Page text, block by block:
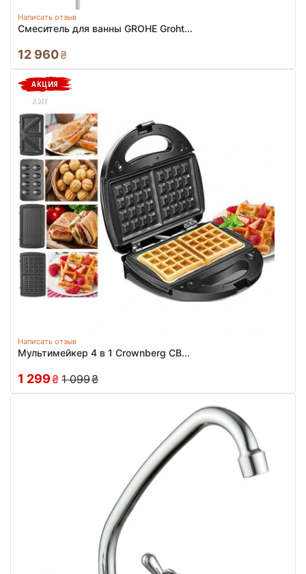
Написать отзыв
Смеситель для ванны GROHE Groht...
12 960₴
АКЦИЯ
ХИТ
Написать отзыв
Мультимейкер 4 в 1 Crownberg CB...
1 299₴ 1 099₴